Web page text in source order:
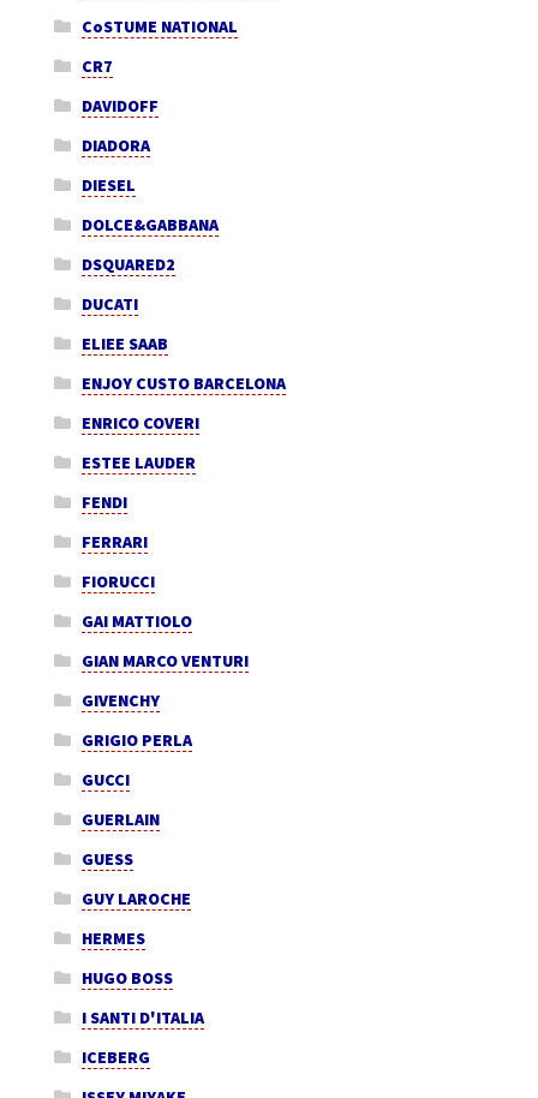
CoSTUME NATIONAL
CR7
DAVIDOFF
DIADORA
DIESEL
DOLCE&GABBANA
DSQUARED2
DUCATI
ELIEE SAAB
ENJOY CUSTO BARCELONA
ENRICO COVERI
ESTEE LAUDER
FENDI
FERRARI
FIORUCCI
GAI MATTIOLO
GIAN MARCO VENTURI
GIVENCHY
GRIGIO PERLA
GUCCI
GUERLAIN
GUESS
GUY LAROCHE
HERMES
HUGO BOSS
I SANTI D'ITALIA
ICEBERG